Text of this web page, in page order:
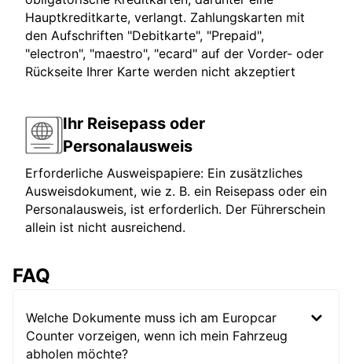
Hauptkreditkarte, verlangt. Zahlungskarten mit
den Aufschriften "Debitkarte", "Prepaid",
"electron", "maestro", "ecard" auf der Vorder- oder
Rückseite Ihrer Karte werden nicht akzeptiert
Ihr Reisepass oder
Personalausweis
Erforderliche Ausweispapiere: Ein zusätzliches
Ausweisdokument, wie z. B. ein Reisepass oder ein
Personalausweis, ist erforderlich. Der Führerschein
allein ist nicht ausreichend.
FAQ
Welche Dokumente muss ich am Europcar
Counter vorzeigen, wenn ich mein Fahrzeug
abholen möchte?